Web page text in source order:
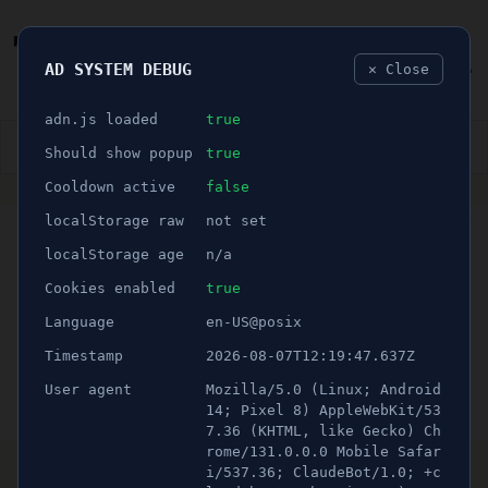
👮🏻‍♂️ BLÅLJUS ÅSIKTER SPORT
ANNONS
Nu föll domen mot
ungdomarna för
Tinderrånet i Järna
Publicerad 20 september 2021 02:00
Uppdaterad 16 juni 2026 23:13
Ungdomarna på stationen i Södertälje. Bild/Foto: Ur
AD SYSTEM DEBUG ✕ Close
adn.js loaded true
Should show popup true
Cooldown active false
localStorage raw not set
localStorage age n/a
Cookies enabled true
Language en-US@posix
Timestamp 2026-08-07T12:19:47.637Z
User agent
Mozilla/5.0 (Linux; Android
14; Pixel 8) AppleWebKit/53
7.36 (KHTML, like Gecko) Ch
rome/131.0.0.0 Mobile Safar
i/537.36; ClaudeBot/1.0; +c